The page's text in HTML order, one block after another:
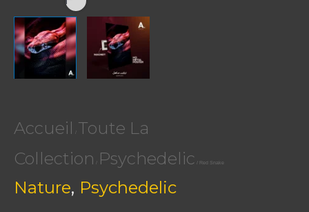
Accueil / Toute La
Collection / Psychedelic / Red Snake
Nature, Psychedelic